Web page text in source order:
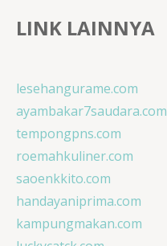
LINK LAINNYA
lesehangurame.com
ayambakar7saudara.com
tempongpns.com
roemahkuliner.com
saoenkkito.com
handayaniprima.com
kampungmakan.com